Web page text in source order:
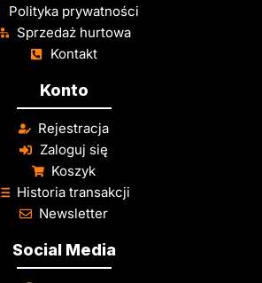
Polityka prywatności
Sprzedaż hurtowa
Kontakt
Konto
Rejestracja
Zaloguj się
Koszyk
Historia transakcji
Newsletter
Social Media